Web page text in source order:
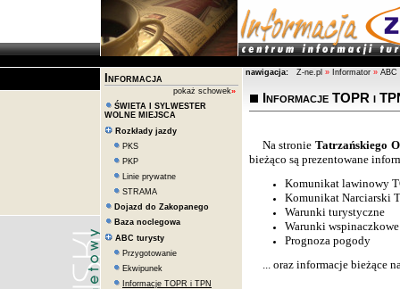
Informacja
pokaż schowek»
ŚWIETA I SYLWESTER
WOLNE MIEJSCA
Rozkłady jazdy
PKS
PKP
Linie prywatne
STRAMA
Dojazd do Zakopanego
Baza noclegowa
ABC turysty
Przygotowanie
Ekwipunek
Informacje TOPR i TPN
nawigacja: Z-ne.pl » Informator » ABC
Informacje TOPR i
Na stronieTatrzańskiego
bieżąco są prezentowane
Komunikat lawinowy
Komunikat Narciarski
Warunki turystyczne
Warunki wspinaczkowe
Prognoza pogody
... oraz informacje bieżące